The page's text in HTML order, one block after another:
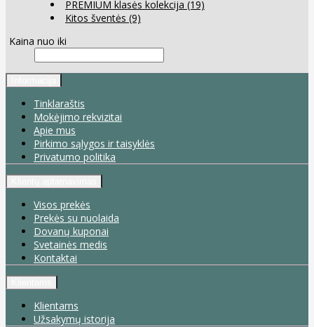
PREMIUM klasės kolekcija (19)
Kitos šventės (9)
Kaina nuo iki
Tinklaraštis
Mokėjimo rekvizitai
Apie mus
Pirkimo sąlygos ir taisyklės
Privatumo politika
Visos prekės
Prekės su nuolaida
Dovanų kuponai
Svetainės medis
Kontaktai
Klientams
Užsakymų istorija